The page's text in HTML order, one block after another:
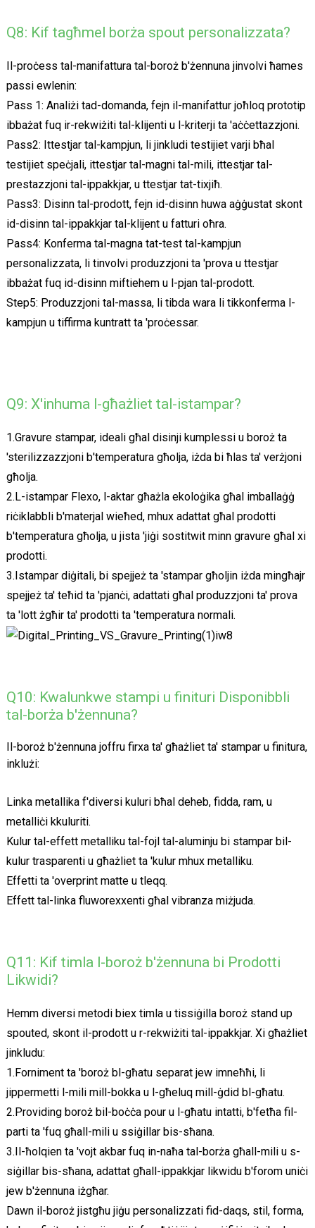
Q8: Kif tagħmel borża spout personalizzata?
Il-proċess tal-manifattura tal-boroż b'żennuna jinvolvi ħames
passi ewlenin:
Pass 1: Analiżi tad-domanda, fejn il-manifattur joħloq prototip
ibbażat fuq ir-rekwiżiti tal-klijenti u l-kriterji ta 'aċċettazzjoni.
Pass2: Ittestjar tal-kampjun, li jinkludi testijiet varji bħal
testijiet speċjali, ittestjar tal-magni tal-mili, ittestjar tal-
prestazzjoni tal-ippakkjar, u ttestjar tat-tixjiħ.
Pass3: Disinn tal-prodott, fejn id-disinn huwa aġġustat skont
id-disinn tal-ippakkjar tal-klijent u fatturi oħra.
Pass4: Konferma tal-magna tat-test tal-kampjun
personalizzata, li tinvolvi produzzjoni ta 'prova u ttestjar
ibbażat fuq id-disinn miftiehem u l-pjan tal-prodott.
Step5: Produzzjoni tal-massa, li tibda wara li tikkonferma l-
kampjun u tiffirma kuntratt ta 'proċessar.
Q9: X'inhuma l-għażliet tal-istampar?
1.Gravure stampar, ideali għal disinji kumplessi u boroż ta
'sterilizzazzjoni b'temperatura għolja, iżda bi ħlas ta' verżjoni
għolja.
2.L-istampar Flexo, l-aktar għażla ekoloġika għal imballaġġ
riċiklabbli b'materjal wieħed, mhux adattat għal prodotti
b'temperatura għolja, u jista 'jiġi sostitwit minn gravure għal xi
prodotti.
3.Istampar diġitali, bi spejjeż ta 'stampar għoljin iżda mingħajr
spejjeż ta' teħid ta 'pjanċi, adattati għal produzzjoni ta' prova
ta 'lott żgħir ta' prodotti ta 'temperatura normali.
Q10: Kwalunkwe stampi u finituri Disponibbli
tal-borża b'żennuna?
Il-boroż b'żennuna joffru firxa ta' għażliet ta' stampar u finitura,
inklużi:
Linka metallika f'diversi kuluri bħal deheb, fidda, ram, u
metalliċi kkuluriti.
Kulur tal-effett metalliku tal-fojl tal-aluminju bi stampar bil-
kulur trasparenti u għażliet ta 'kulur mhux metalliku.
Effetti ta 'overprint matte u tleqq.
Effett tal-linka fluworexxenti għal vibranza miżjuda.
Q11: Kif timla l-boroż b'żennuna bi Prodotti
Likwidi?
Hemm diversi metodi biex timla u tissiġilla boroż stand up
spouted, skont il-prodott u r-rekwiżiti tal-ippakkjar. Xi għażliet
jinkludu:
1.Forniment ta 'boroż bl-għatu separat jew imneħħi, li
jippermetti l-mili mill-bokka u l-għeluq mill-ġdid bl-għatu.
2.Providing boroż bil-boċċa pour u l-għatu intatti, b'fetħa fil-
parti ta 'fuq għall-mili u ssiġillar bis-sħana.
3.Il-ħolqien ta 'vojt akbar fuq in-naħa tal-borża għall-mili u s-
siġillar bis-sħana, adattat għall-ippakkjar likwidu b'forom uniċi
jew b'żennuna iżgħar.
Dawn il-boroż jistgħu jiġu personalizzati fid-daqs, stil, forma,